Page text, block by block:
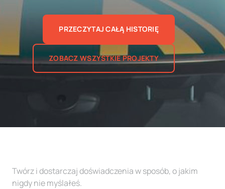
PRZECZYTAJ CAŁĄ HISTORIĘ
ZOBACZ WSZYSTKIE PROJEKTY
Twórz i dostarczaj doświadczenia w sposób, o jakim
nigdy nie myślałeś.